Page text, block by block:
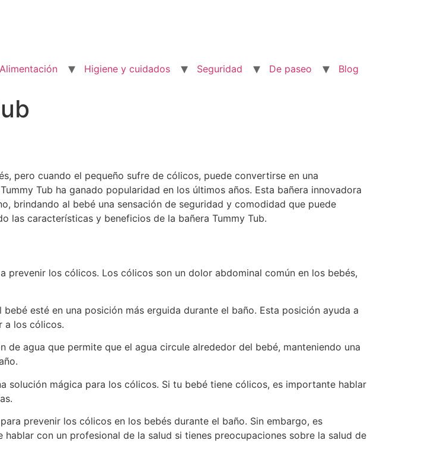
Alimentación Higiene y cuidados Seguridad De paseo Blog
pero cuando el pequeño sufre de cólicos, puede convertirse en una
Tub ha ganado popularidad en los últimos años. Esta bañera innovadora
brindando al bebé una sensación de seguridad y comodidad que puede
las características y beneficios de la bañera Tummy Tub.
prevenir los cólicos. Los cólicos son un dolor abdominal común en los bebés,
esté en una posición más erguida durante el baño. Esta posición ayuda a
a los cólicos.
agua que permite que el agua circule alrededor del bebé, manteniendo una
solución mágica para los cólicos. Si tu bebé tiene cólicos, es importante hablar
prevenir los cólicos en los bebés durante el baño. Sin embargo, es
con un profesional de la salud si tienes preocupaciones sobre la salud de